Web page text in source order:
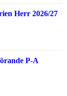
Herr 2026/27
P-A